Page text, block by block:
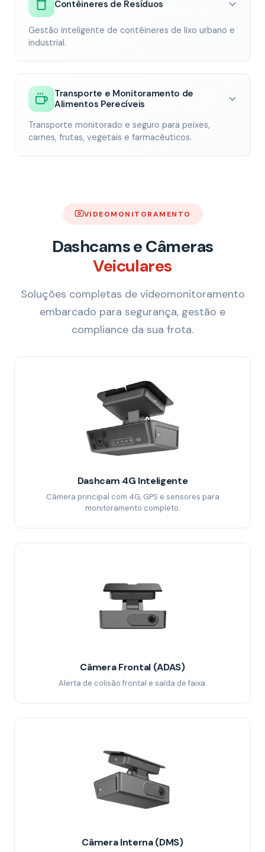
Contêineres de Resíduos
Gestão inteligente de contêineres de lixo urbano e
industrial.
Transporte e Monitoramento de
Alimentos Perecíveis
Transporte monitorado e seguro para peixes,
carnes, frutas, vegetais e farmacêuticos.
VIDEOMONITORAMENTO
Dashcams e Câmeras
Veiculares
Soluções completas de videomonitoramento
embarcado para segurança, gestão e
compliance da sua frota.
Dashcam 4G Inteligente
Câmera principal com 4G, GPS e sensores para
monitoramento completo.
Câmera Frontal (ADAS)
Alerta de colisão frontal e saída de faixa.
Câmera Interna (DMS)